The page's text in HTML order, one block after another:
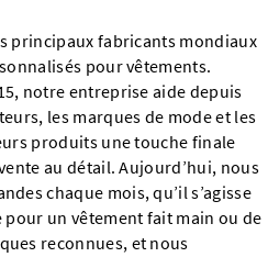
principaux fabricants mondiaux
pour vêtements.
notre entreprise aide depuis
les marques de mode et les
produits une touche finale
au détail. Aujourd’hui, nous
chaque mois, qu’il s’agisse
pour un vêtement fait main ou de
reconnues, et nous